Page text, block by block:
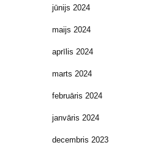
jūnijs 2024
maijs 2024
aprīlis 2024
marts 2024
februāris 2024
janvāris 2024
decembris 2023